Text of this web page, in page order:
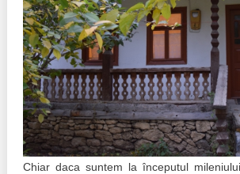
Manual de proceduri
Note & poziții​
Organigrama IDIS
Anunțuri
Consiliul consulativ internațional IDIS
Transparența guvernării locale
People Watch
Proces democratic
Agenda Națională de Business
Puterea hibridă
Chiar daca suntem la începutul